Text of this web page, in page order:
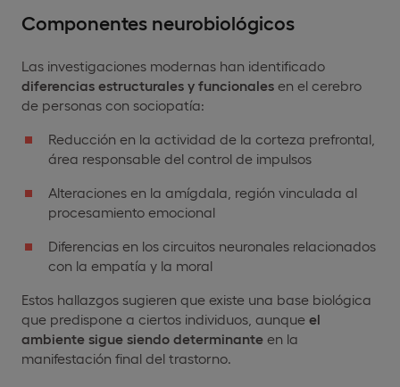
Componentes neurobiológicos
Las investigaciones modernas han identificado
diferencias estructurales y funcionales en el cerebro
de personas con sociopatía:
Reducción en la actividad de la corteza prefrontal,
área responsable del control de impulsos
Alteraciones en la amígdala, región vinculada al
procesamiento emocional
Diferencias en los circuitos neuronales relacionados
con la empatía y la moral
Estos hallazgos sugieren que existe una base biológica
que predispone a ciertos individuos, aunque el
ambiente sigue siendo determinante en la
manifestación final del trastorno.